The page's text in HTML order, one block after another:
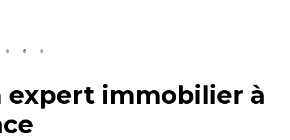
expert immobilier à